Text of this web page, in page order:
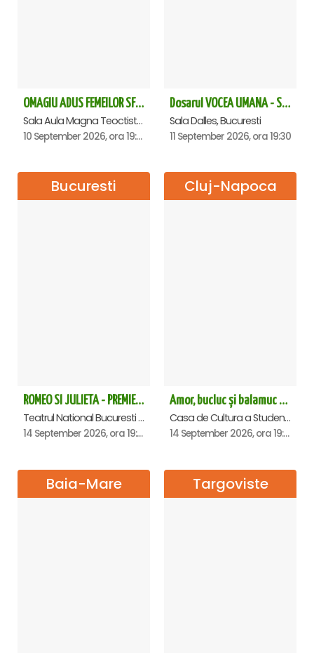
OMAGIU ADUS FEMEILOR SFINTE - Ana Nuță
Sala Aula Magna Teoctist Patriarhul, Palatul Patriarhiei, Bucuresti
10 September 2026, ora 19:00
Dosarul VOCEA UMANA - Sala Dalles
Sala Dalles, Bucuresti
11 September 2026, ora 19:30
Bucuresti
ROMEO SI JULIETA - PREMIERA OFICIALA - Bucuresti
Teatrul National Bucuresti - Sala Ion Caramitru, Bucuresti
14 September 2026, ora 19:00
Cluj-Napoca
Amor, bucluc și balamuc - Premiera națională - Cluj Napoca
Casa de Cultura a Studentilor Dumitru Farcas, Cluj-Napoca
14 September 2026, ora 19:30
Baia-Mare Targoviste